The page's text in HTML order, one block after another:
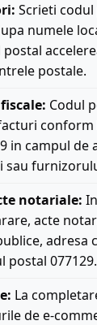
Scrieti
numele
postal
postale.
Codul
conform
in campul de
sau
notariale:
acte
adresa
postal 077129.
La
de e-